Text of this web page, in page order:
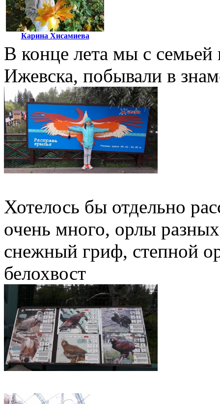
Карина Хисамиева
В конце лета мы с семьей
Ижевска, побывали в
Хотелось бы отдельно
очень много, орлы
снежный гриф, степной
белохвост